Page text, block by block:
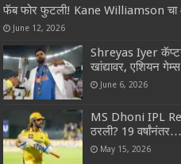
फॅब फोर फुटली! Kane Williamson चा
June 12, 2026
Shreyas Iyer कॅप्टन
खांद्यावर, एशियन
June 6, 2026
MS Dhoni IPL
ठरली? 19 वर्षांनंतर…
May 15, 2026